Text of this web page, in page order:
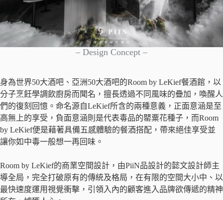
– Design Concept –
身為世界50大酒吧、亞洲50大酒吧的Room by LeKief餐酒館，以
分子烹飪學調飲廚房而聞名，擅長透過不同風味的疊加，喚醒人
們的復刻回憶。命名源自LeKief所含的兩種意義，正面意涵是至
高無上的享受，負面意涵則是代表毒品的罌粟花種子，而Room
by LeKief便是藉著具備五感體驗的餐酒搭配，帶來絕佳享受並
讓你如中毒一般想一再回味。
Room by LeKief的商業空間設計，由PiiN品設計的懿文設計師主
導全局，完全打破原有的傳統及格局，在有限的空間大小中、以
最快速度運用視覺衝擊，引領入內的顧客進入品牌欲傳遞的精神